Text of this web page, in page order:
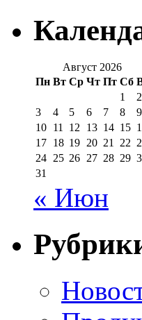
Август 2026
Пн Вт Ср Чт Пт Сб
1
2
3
4 5 6 7 8
9
10 11 12 13 14 15
17 18 19 20 21 22
24 25 26 27 28 29
31
« Июн